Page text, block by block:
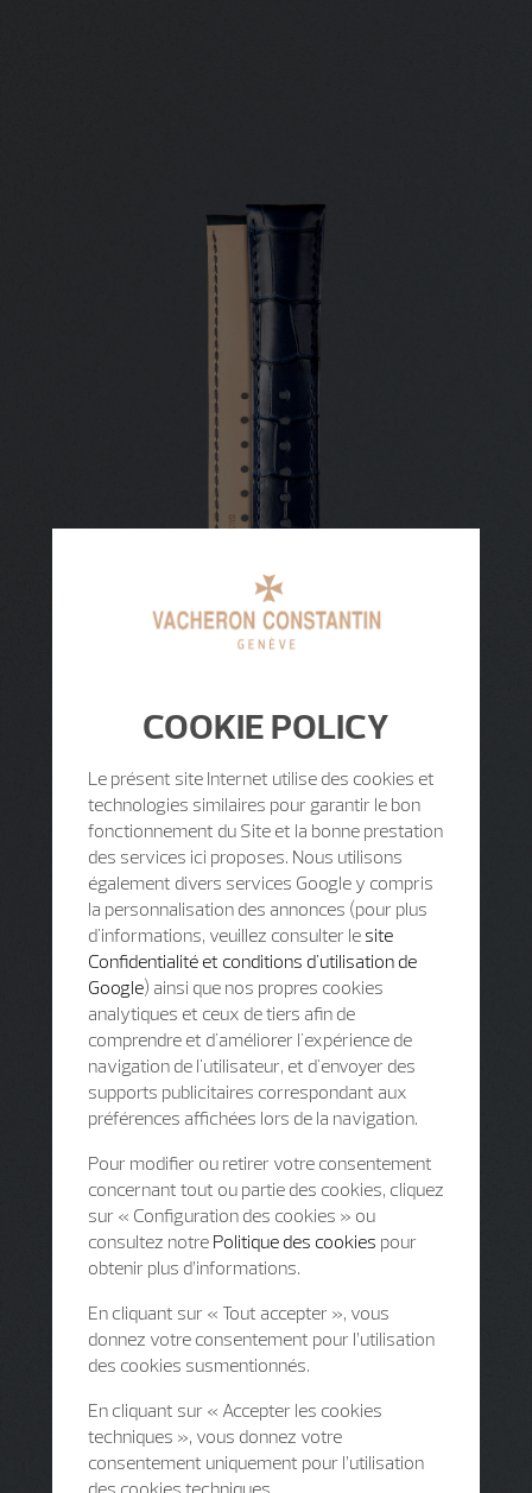
COOKIE POLICY
Le présent site Internet utilise des cookies et
technologies similaires pour garantir le bon
fonctionnement du Site et la bonne prestation
des services ici proposes. Nous utilisons
également divers services Google y compris
la personnalisation des annonces (pour plus
d'informations, veuillez consulter le site
Confidentialité et conditions d'utilisation de
Google) ainsi que nos propres cookies
analytiques et ceux de tiers afin de
comprendre et d'améliorer l'expérience de
navigation de l'utilisateur, et d'envoyer des
supports publicitaires correspondant aux
préférences affichées lors de la navigation.
Pour modifier ou retirer votre consentement
concernant tout ou partie des cookies, cliquez
sur « Configuration des cookies » ou
consultez notre Politique des cookies pour
obtenir plus d’informations.
En cliquant sur « Tout accepter », vous
donnez votre consentement pour l’utilisation
des cookies susmentionnés.
En cliquant sur « Accepter les cookies
techniques », vous donnez votre
consentement uniquement pour l’utilisation
des cookies techniques.